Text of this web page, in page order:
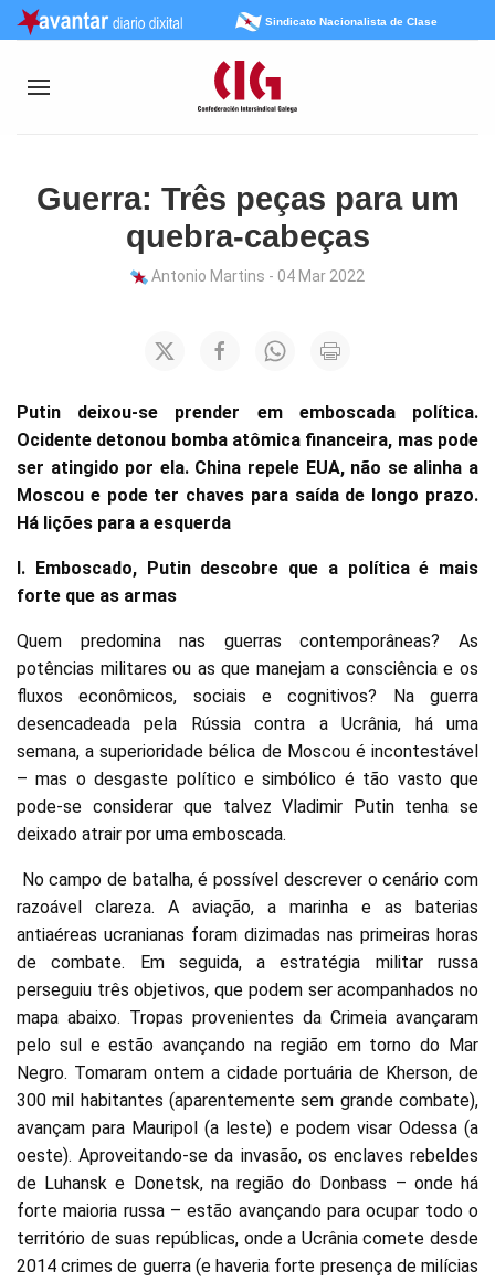
Sindicato Nacionalista de Clase
Guerra: Três peças para um
quebra-cabeças
Antonio Martins - 04 Mar 2022
Putin deixou-se prender em emboscada política.
Ocidente detonou bomba atômica financeira, mas pode
ser atingido por ela. China repele EUA, não se alinha a
Moscou e pode ter chaves para saída de longo prazo.
Há lições para a esquerda
I. Emboscado, Putin descobre que a política é mais
forte que as armas
Quem predomina nas guerras contemporâneas? As
potências militares ou as que manejam a consciência e os
fluxos econômicos, sociais e cognitivos? Na guerra
desencadeada pela Rússia contra a Ucrânia, há uma
semana, a superioridade bélica de Moscou é incontestável
– mas o desgaste político e simbólico é tão vasto que
pode-se considerar que talvez Vladimir Putin tenha se
deixado atrair por uma emboscada.
No campo de batalha, é possível descrever o cenário com
razoável clareza. A aviação, a marinha e as baterias
antiaéreas ucranianas foram dizimadas nas primeiras horas
de combate. Em seguida, a estratégia militar russa
perseguiu três objetivos, que podem ser acompanhados no
mapa abaixo. Tropas provenientes da Crimeia avançaram
pelo sul e estão avançando na região em torno do Mar
Negro. Tomaram ontem a cidade portuária de Kherson, de
300 mil habitantes (aparentemente sem grande combate),
avançam para Mauripol (a leste) e podem visar Odessa (a
oeste). Aproveitando-se da invasão, os enclaves rebeldes
de Luhansk e Donetsk, na região do Donbass – onde há
forte maioria russa – estão avançando para ocupar todo o
território de suas repúblicas, onde a Ucrânia comete desde
2014 crimes de guerra (e haveria forte presença de milícias